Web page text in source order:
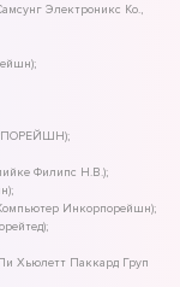
Электроникс Ко.,
Филипс Н.В.);
Компьютер Инкорпорейшн);
Хьюлетт Паккард Груп